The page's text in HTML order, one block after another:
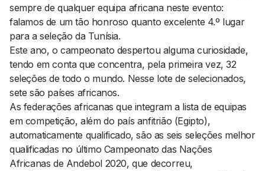
sempre de qualquer equipa africana neste evento:
falamos de um tão honroso quanto excelente 4.º lugar
para a seleção da Tunísia.
Este ano, o campeonato despertou alguma curiosidade,
tendo em conta que concentra, pela primeira vez, 32
seleções de todo o mundo. Nesse lote de selecionados,
sete são países africanos.
As federações africanas que integram a lista de equipas
em competição, além do país anfitrião (Egipto),
automaticamente qualificado, são as seis seleções melhor
qualificadas no último Campeonato das Nações
Africanas de Andebol 2020, que decorreu,